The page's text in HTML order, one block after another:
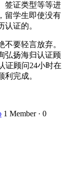
签证类型等等进
留学生即使没有
证的。
要轻言放弃。
弘扬海归认证顾
证顾问24小时在
完成。
1 Member · 0